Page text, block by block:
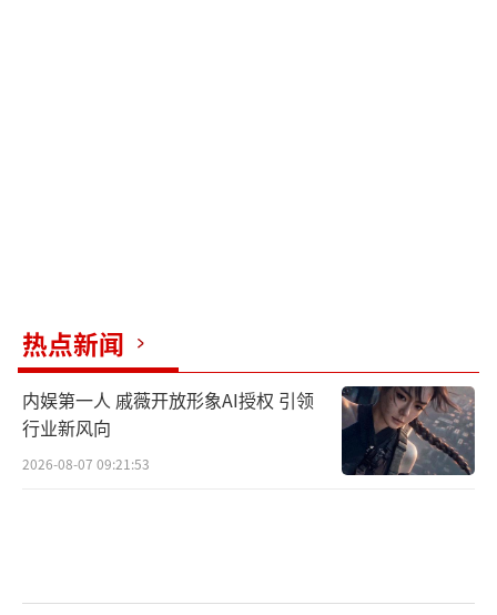
热点新闻
内娱第一人 戚薇开放形象AI授权 引领
行业新风向
2026-08-07 09:21:53